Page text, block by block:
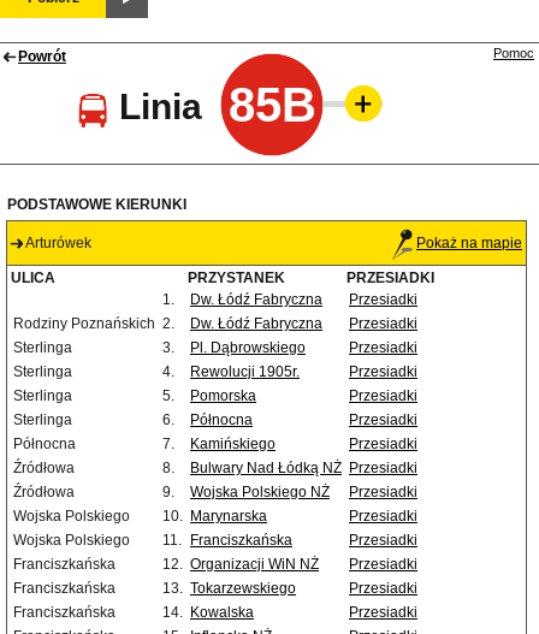
Powrót
Linia 85B
Pomoc
PODSTAWOWE KIERUNKI
Arturówek Pokaż na mapie
ULICA PRZYSTANEK
PRZESIADKI
1.
Dw. Łódź Fabryczna
Przesiadki
Rodziny Poznańskich 2. Dw. Łódź Fabryczna
Przesiadki
Sterlinga
3. Pl. Dąbrowskiego
Przesiadki
Sterlinga
4. Rewolucji 1905r.
Przesiadki
Sterlinga
5. Pomorska
Przesiadki
Sterlinga
6. Północna
Przesiadki
Północna
7. Kamińskiego
Przesiadki
Źródłowa
8. Bulwary Nad Łódką NŻ Przesiadki
Źródłowa
9. Wojska Polskiego NŻ
Przesiadki
Wojska Polskiego
10. Marynarska
Przesiadki
Wojska Polskiego
11. Franciszkańska
Przesiadki
Franciszkańska
12. Organizacji WiN NŻ
Przesiadki
Franciszkańska
13. Tokarzewskiego
Przesiadki
Franciszkańska
14. Kowalska
Przesiadki